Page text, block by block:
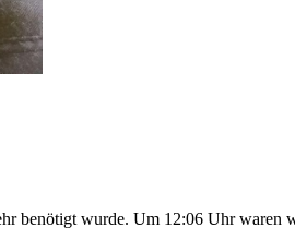
benötigt wurde. Um 12:06 Uhr waren